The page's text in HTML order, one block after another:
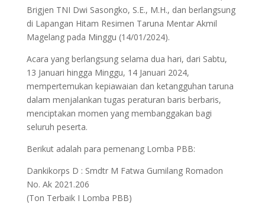
Brigjen TNI Dwi Sasongko, S.E., M.H., dan berlangsung
di Lapangan Hitam Resimen Taruna Mentar Akmil
Magelang pada Minggu (14/01/2024).
Acara yang berlangsung selama dua hari, dari Sabtu,
13 Januari hingga Minggu, 14 Januari 2024,
mempertemukan kepiawaian dan ketangguhan taruna
dalam menjalankan tugas peraturan baris berbaris,
menciptakan momen yang membanggakan bagi
seluruh peserta.
Berikut adalah para pemenang Lomba PBB:
Dankikorps D : Smdtr M Fatwa Gumilang Romadon
No. Ak 2021.206
(Ton Terbaik I Lomba PBB)